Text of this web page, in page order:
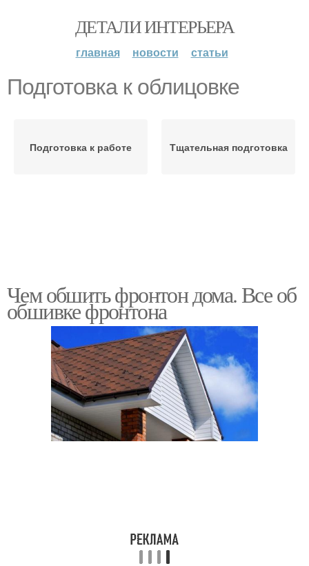
ДЕТАЛИ ИНТЕРЬЕРА
главная новости статьи
Подготовка к облицовке
Подготовка к работе Тщательная подготовка
Чем обшить фронтон дома. Все об
обшивке фронтона